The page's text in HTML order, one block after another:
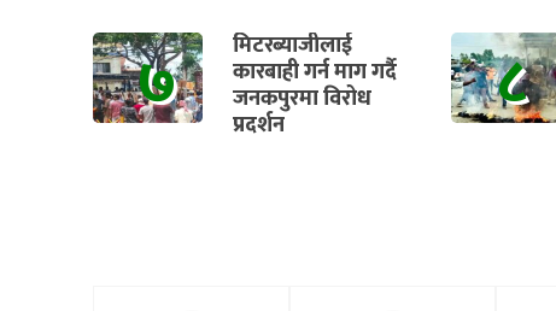
७ मिटरब्याजीलाई
कारबाही गर्न माग गर्दै
जनकपुरमा विरोध
प्रदर्शन ८